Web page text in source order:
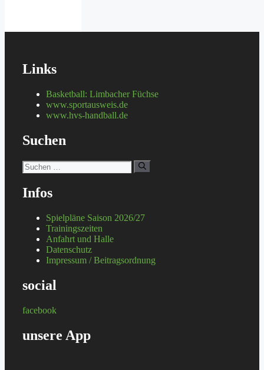
Links
Basketball: Limbacher Füchse
www.sportausweis.de
www.hvs-handball.de
Suchen
Suchen
nach:
Infos
Spielpläne Saison 2026/27
Trainingszeiten
Anfahrt und Halle
Datenschutz
Impressum / Beitragsordnung
social
facebook
unsere App